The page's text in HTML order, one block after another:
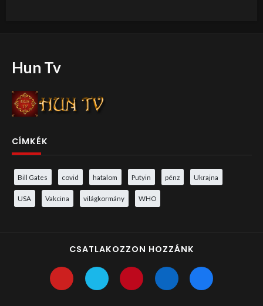
Hun Tv
CÍMKÉK
Bill Gates covid hatalom Putyin pénz Ukrajna
USA Vakcina világkormány WHO
CSATLAKOZZON HOZZÁNK